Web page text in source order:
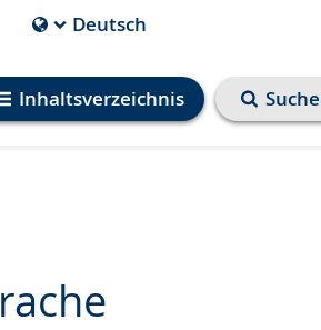
Die
Sprache
ist
Deutsch
Inhaltsverzeichnis